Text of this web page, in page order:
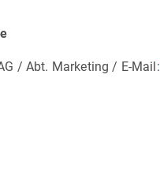
/ Abt. Marketing / E-Mail: